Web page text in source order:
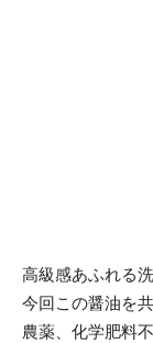
高級感あふれる
今回この醤油を
農薬、化学肥料